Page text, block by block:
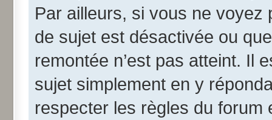
Par ailleurs, si vous ne voyez
de sujet est désactivée ou
remontée n’est pas atteint. Il
sujet simplement en y
respecter les règles du forum